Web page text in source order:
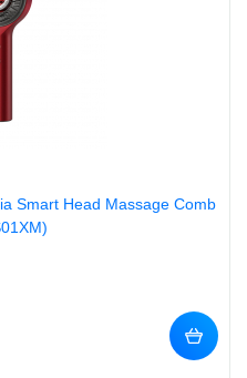
Smart Head Massage Comb